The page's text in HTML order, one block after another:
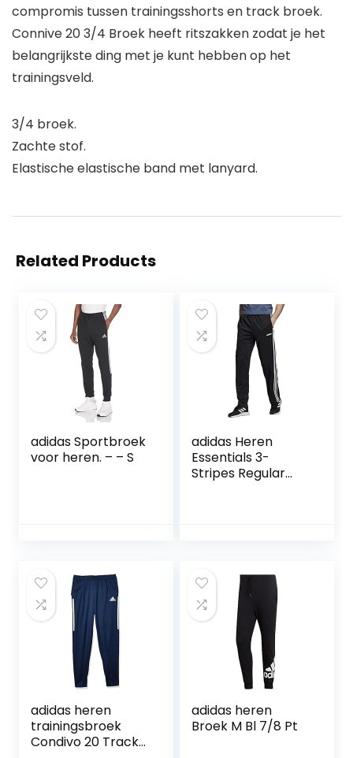
compromis tussen trainingsshorts en track broek.
Connive 20 3/4 Broek heeft ritszakken zodat je het
belangrijkste ding met je kunt hebben op het
trainingsveld.
3/4 broek.
Zachte stof.
Elastische elastische band met lanyard.
Related Products
adidas Sportbroek
voor heren. – – S
adidas Heren
Essentials 3-
Stripes Regular
adidas heren
trainingsbroek
Condivo 20 Track
adidas heren
Broek M Bl 7/8 Pt